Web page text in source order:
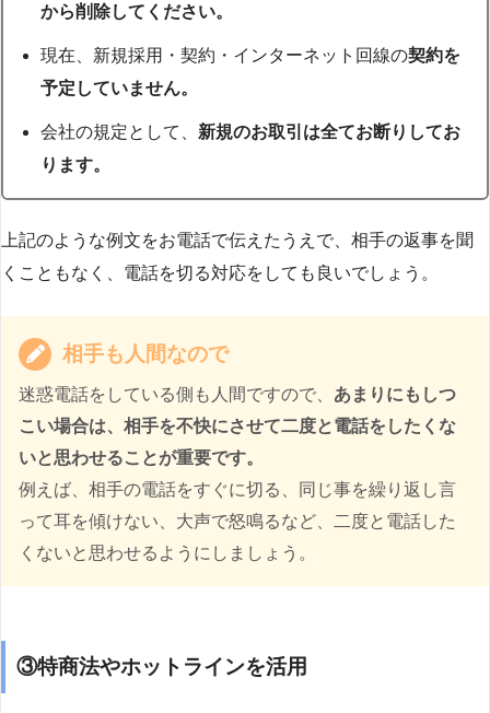
から削除してください。
現在、新規採用・契約・インターネット回線の契約を
予定していません。
会社の規定として、 新規のお取引は全てお断りしてお
ります。
上記のような例文をお電話で伝えたうえで、相手の返事を聞
くこともなく、電話を切る対応をしても良いでしょう。
相手も人間なので
迷惑電話をしている側も人間ですので、 あまりにもしつ
こい場合は、相手を不快にさせて二度と電話をしたくな
いと思わせることが重要です。
例えば、相手の電話をすぐに切る、同じ事を繰り返し言
って耳を傾けない、大声で怒鳴るなど、二度と電話した
くないと思わせるようにしましょう。
③特商法やホットラインを活用